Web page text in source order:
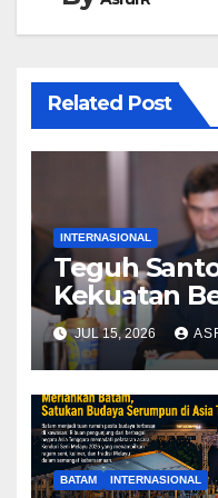
Related Post
INTERNASIONAL
Teguh
Kekuatan
Konflik dan
Narasi
JUL 15, 2026
BATAM INTERNASIONAL